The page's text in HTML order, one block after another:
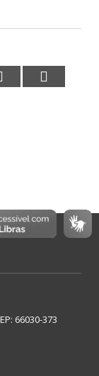
LinkedIn
66030-373